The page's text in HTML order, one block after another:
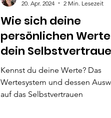
Wie sich deine
persönlichen
dein
auswirken
Kennst du deine Werte? Das
Wertesystem und dessen
auf das Selbstvertrauen
20. Apr. 2024
2 Min. Lesezeit